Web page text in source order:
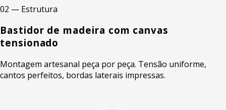
02 — Estrutura
Bastidor de madeira com canvas
tensionado
Montagem artesanal peça por peça. Tensão uniforme,
cantos perfeitos, bordas laterais impressas.